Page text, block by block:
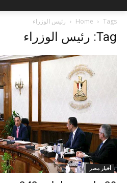
Home Tags رئيس الوزراء
Tag: رئيس الوزراء
أخبار مصر